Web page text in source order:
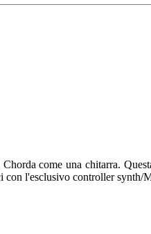
come una chitarra.
con l'esclusivo controller